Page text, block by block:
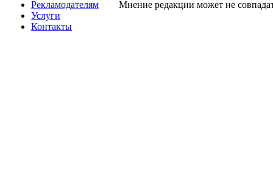
Рекламодателям
Услуги
Контакты
Мнение редакции может не